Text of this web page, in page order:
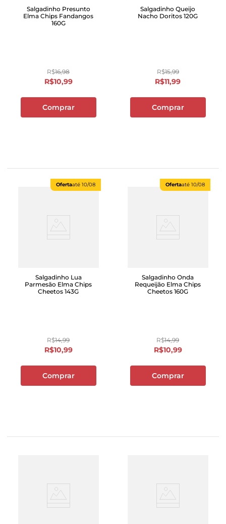
Salgadinho Presunto
Elma Chips Fandangos
160G
R$16,98
R$10,99
Comprar
Salgadinho Queijo
Nacho Doritos 120G
R$15,99
R$11,99
Comprar
Ofertaaté 10/08
Salgadinho Lua
Parmesão Elma Chips
Cheetos 143G
R$14,99
R$10,99
Comprar
Ofertaaté 10/08
Salgadinho Onda
Requeijão Elma Chips
Cheetos 160G
R$14,99
R$10,99
Comprar